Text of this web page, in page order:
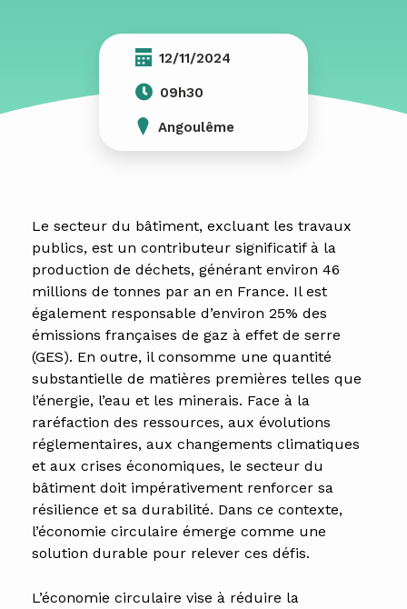
12/11/2024
09h30
Angoulême
Le secteur du bâtiment, excluant les travaux
publics, est un contributeur significatif à la
production de déchets, générant environ 46
millions de tonnes par an en France. Il est
également responsable d’environ 25% des
émissions françaises de gaz à effet de serre
(GES). En outre, il consomme une quantité
substantielle de matières premières telles que
l’énergie, l’eau et les minerais. Face à la
raréfaction des ressources, aux évolutions
réglementaires, aux changements climatiques
et aux crises économiques, le secteur du
bâtiment doit impérativement renforcer sa
résilience et sa durabilité. Dans ce contexte,
l’économie circulaire émerge comme une
solution durable pour relever ces défis.
L’économie circulaire vise à réduire la